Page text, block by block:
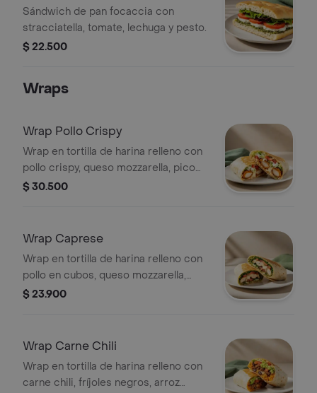
Sándwich de pan focaccia con
stracciatella, tomate, lechuga y pesto.
$ 22.500
Wraps
Wrap Pollo Crispy
Wrap en tortilla de harina relleno con
pollo crispy, queso mozzarella, pico
de gallo, lechuga y salsa ranch.
$ 30.500
Wrap Caprese
Wrap en tortilla de harina relleno con
pollo en cubos, queso mozzarella,
tomate, espinaca y pesto.
$ 23.900
Wrap Carne Chili
Wrap en tortilla de harina relleno con
carne chili, fríjoles negros, arroz